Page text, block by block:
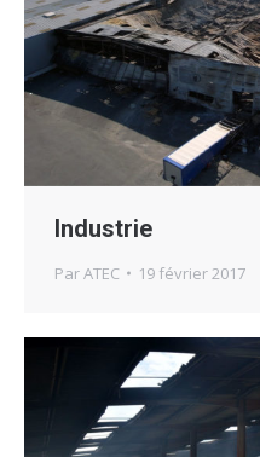
Industrie
ParATEC 19 février 2017